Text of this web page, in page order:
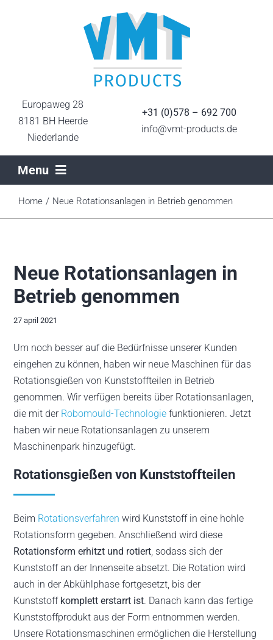
Europaweg 28
8181 BH Heerde
Niederlande
+31 (0)578 – 692 700
info@vmt-products.de
Menu
Home
Produktionstechniken
Services
Vacatures
Über uns
Kontakt
Home Neue Rotationsanlagen in Betrieb genommen
Neue Rotationsanlagen in
Betrieb genommen
27 april 2021
Um noch besser auf die Bedürfnisse unserer Kunden
eingehen zu können, haben wir neue Maschinen für das
Rotationsgießen von Kunststoffteilen in Betrieb
genommen. Wir verfügen bereits über Rotationsanlagen,
die mit der Robomould-Technologie funktionieren. Jetzt
haben wir neue Rotationsanlagen zu unserem
Maschinenpark hinzugefügt.
Rotationsgießen von Kunststoffteilen
Beim Rotationsverfahren wird Kunststoff in eine hohle
Rotationsform gegeben. Anschließend wird diese
Rotationsform erhitzt und rotiert , sodass sich der
Kunststoff an der Innenseite absetzt. Die Rotation wird
auch in der Abkühlphase fortgesetzt, bis der
Kunststoff komplett erstarrt ist. Danach kann das fertige
Kunststoffprodukt aus der Form entnommen werden.
Unsere Rotationsmaschinen ermöglichen die Herstellung